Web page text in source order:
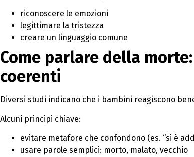
riconoscere le emozioni
legittimare la tristezza
creare un linguaggio comune
Come parlare della
coerenti
Diversi studi indicano che i bambini reagiscono
Alcuni principi chiave:
evitare metafore che confondono (es. “si è
usare parole semplici: morto, malato, vecchio